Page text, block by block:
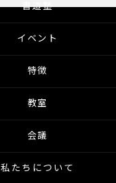
書道塾
イベント
特徴
教室
会議
私たちについて